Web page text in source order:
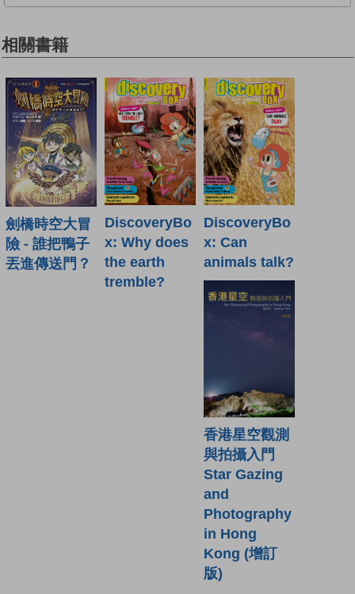
相關書籍
劍橋時空大冒
險 - 誰把鴨子
丟進傳送門？
DiscoveryBo
x: Why does
the earth
tremble?
DiscoveryBo
x: Can
animals talk?
香港星空觀測
與拍攝入門
Star Gazing
and
Photography
in Hong
Kong (增訂
版)